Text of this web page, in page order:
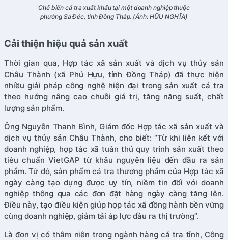
Chế biến cá tra xuất khẩu tại một doanh nghiệp thuộc
phường Sa Đéc, tỉnh Đồng Tháp. (Ảnh: HỮU NGHĨA)
Cải thiện hiệu quả sản xuất
Thời gian qua, Hợp tác xã sản xuất và dịch vụ thủy sản
Châu Thành (xã Phú Hựu, tỉnh Đồng Tháp) đã thực hiện
nhiều giải pháp công nghệ hiện đại trong sản xuất cá tra
theo hướng nâng cao chuỗi giá trị, tăng năng suất, chất
lượng sản phẩm.
Ông Nguyễn Thanh Bình, Giám đốc Hợp tác xã sản xuất và
dịch vụ thủy sản Châu Thành, cho biết: “Từ khi liên kết với
doanh nghiệp, hợp tác xã tuân thủ quy trình sản xuất theo
tiêu chuẩn VietGAP từ khâu nguyên liệu đến đầu ra sản
phẩm. Từ đó, sản phẩm cá tra thương phẩm của Hợp tác xã
ngày càng tạo dựng được uy tín, niềm tin đối với doanh
nghiệp thông qua các đơn đặt hàng ngày càng tăng lên.
Điều này, tạo điều kiện giúp hợp tác xã đồng hành bền vững
cùng doanh nghiệp, giảm tải áp lực đầu ra thị trường”.
Là đơn vị có thâm niên trong ngành hàng cá tra tỉnh, Công